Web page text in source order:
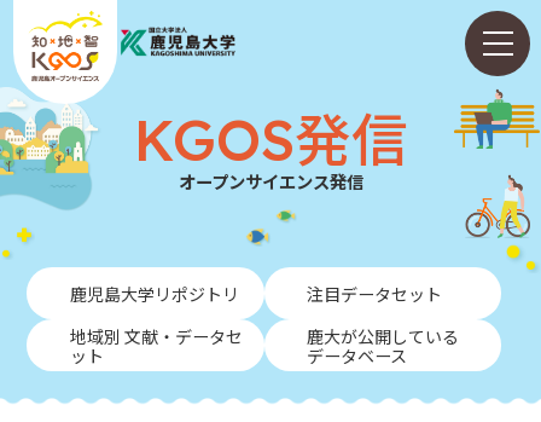
KGOS発信
オープンサイエンス発信
鹿児島大学リポジトリ
注目データセット
地域別 文献・データセ
ット
鹿大が公開している
データベース
ホーム
ABOUT
KGOS発信